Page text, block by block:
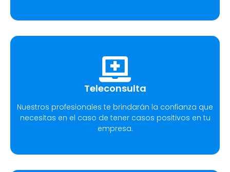
Teleconsulta
Nuestros profesionales te brindarán la confianza que
necesitas en el caso de tener casos positivos en tu
empresa.